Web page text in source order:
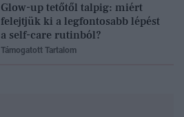
Glow-up tetőtől talpig: miért
felejtjük ki a legfontosabb lépést
a self-care rutinból?
Támogatott Tartalom